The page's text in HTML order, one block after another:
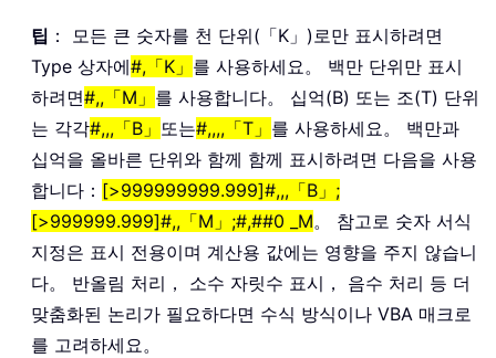
팁 ： 모든 큰 숫자를 천 단위(「K」)로만 표시하려면
Type 상자에#,「K」 를 사용하세요。 백만 단위만 표시
하려면#,,「M」 를 사용합니다。 십억(B) 또는 조(T) 단위
는 각각#,,,「B」 또는#,,,,「T」 를 사용하세요。 백만과
십억을 올바른 단위와 함께 함께 표시하려면 다음을 사용
합니다： [>999999999.999]#,,,「B」;
[>999999.999]#,,「M」;#,##0 _M。 참고로 숫자 서식
지정은 표시 전용이며 계산용 값에는 영향을 주지 않습니
다。 반올림 처리， 소수 자릿수 표시， 음수 처리 등 더
맞춤화된 논리가 필요하다면 수식 방식이나 VBA 매크로
를 고려하세요。